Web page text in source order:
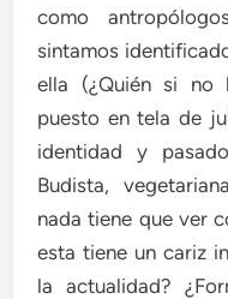
como
sintamos
ella (¿Quién si no
puesto en tela de
identidad y
Budista,
nada tiene que ver
esta tiene un cariz
la actualidad?